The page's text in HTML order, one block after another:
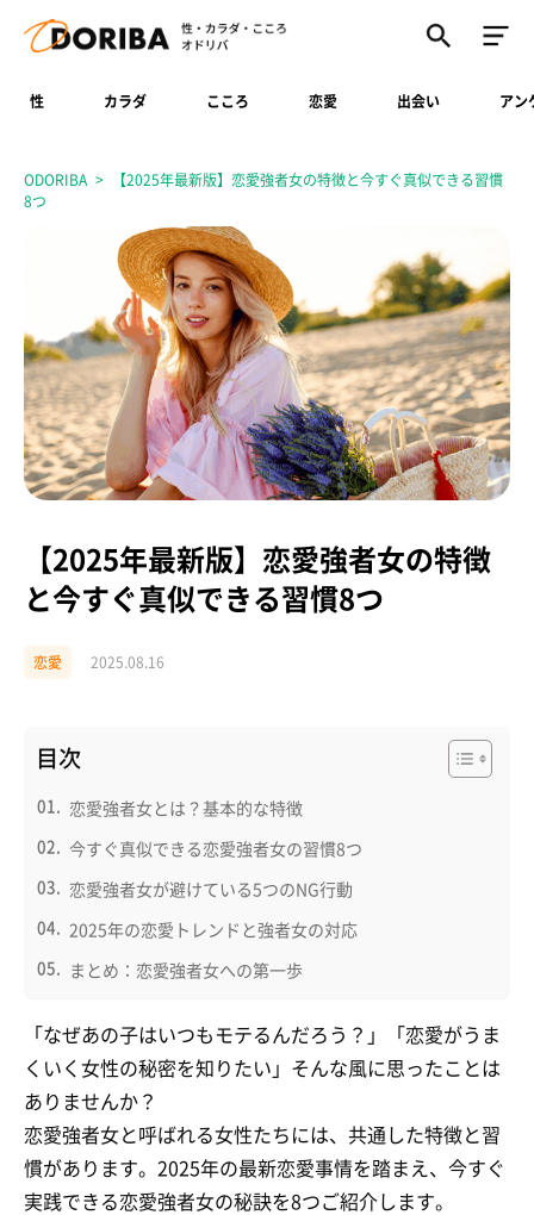
性 カラダ こころ 恋愛 出会い アン
ODORIBA
【2025年最新版】恋愛強者女の特徴と今すぐ真似できる習慣
8つ
【2025年最新版】恋愛強者女の特徴
と今すぐ真似できる習慣8つ
恋愛 2025.08.16
目次
恋愛強者女とは？基本的な特徴
今すぐ真似できる恋愛強者女の習慣8つ
恋愛強者女が避けている5つのNG行動
2025年の恋愛トレンドと強者女の対応
まとめ：恋愛強者女への第一歩
「なぜあの子はいつもモテるんだろう？」「恋愛がうま
くいく女性の秘密を知りたい」そんな風に思ったことは
ありませんか？
恋愛強者女と呼ばれる女性たちには、共通した特徴と習
慣があります。2025年の最新恋愛事情を踏まえ、今すぐ
実践できる恋愛強者女の秘訣を8つご紹介します。